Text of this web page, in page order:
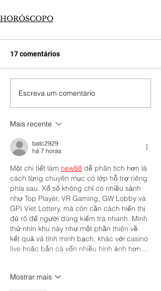
HORÓSCOPO
17 comentários
Escreva um comentário
Mais recente
batc2929
há 7 horas
Một chi tiết làm new88 dễ phân tích hơn là
cách từng chuyên mục có lớp hỗ trợ riêng
phía sau. Xổ số không chỉ có nhiều sảnh
như Top Player, VR Gaming, GW Lobby và
GPI Viet Lottery, mà còn cần cách hiển thị
đủ rõ để người dùng kiểm tra nhanh. Mình
thử nhìn khu này như một phần thiên về
kết quả và tính minh bạch, khác với casino
live hoặc bắn cá vốn nhiều hình ảnh hơn.…
Mostrar mais